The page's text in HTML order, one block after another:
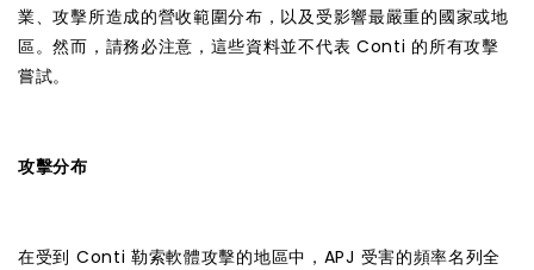
業、攻擊所造成的營收範圍分布，以及受影響最嚴重的國家或地
區。然而，請務必注意，這些資料並不代表 Conti 的所有攻擊
嘗試。
攻擊分布
在受到 Conti 勒索軟體攻擊的地區中，APJ 受害的頻率名列全